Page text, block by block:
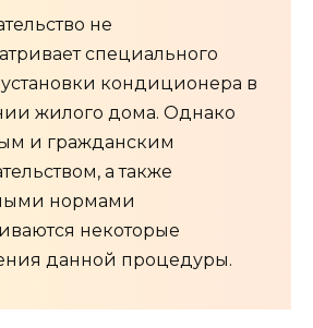
не
специального
кондиционера в
жилого дома. Однако
и гражданским
а также
нормами
некоторые
данной процедуры.